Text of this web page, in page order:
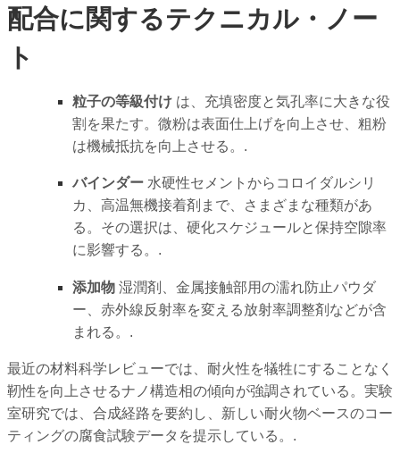
配合に関するテクニカル・ノー
ト
粒子の等級付けは、充填密度と気孔率に大きな役
割を果たす。微粉は表面仕上げを向上させ、粗粉
は機械抵抗を向上させる。.
バインダー水硬性セメントからコロイダルシリ
カ、高温無機接着剤まで、さまざまな種類があ
る。その選択は、硬化スケジュールと保持空隙率
に影響する。.
添加物湿潤剤、金属接触部用の濡れ防止パウダ
ー、赤外線反射率を変える放射率調整剤などが含
まれる。.
最近の材料科学レビューでは、耐火性を犠牲にすることなく
靭性を向上させるナノ構造相の傾向が強調されている。実験
室研究では、合成経路を要約し、新しい耐火物ベースのコー
ティングの腐食試験データを提示している。.